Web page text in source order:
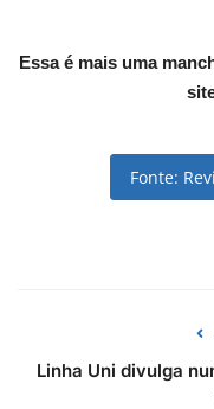
Essa é mais uma
Fonte:
Linha Uni divulga